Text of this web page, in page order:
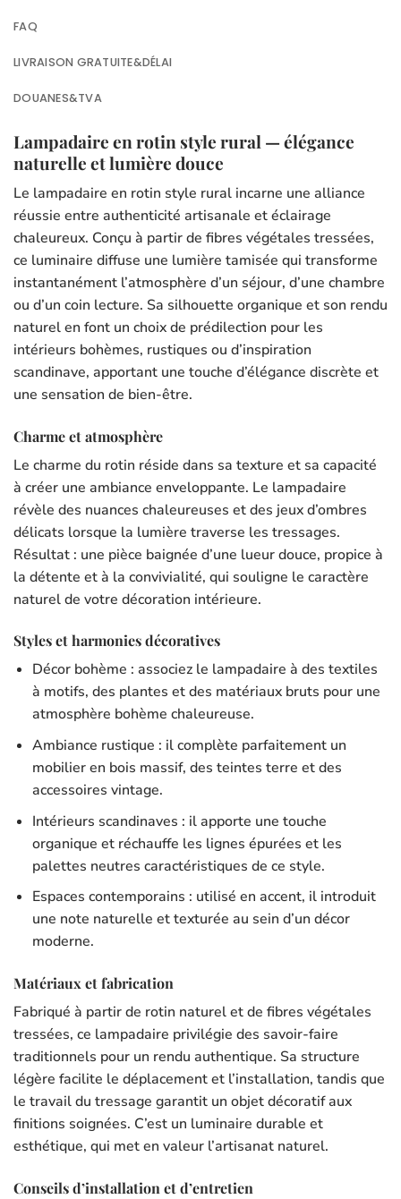
FAQ
LIVRAISON GRATUITE&DÉLAI
DOUANES&TVA
Lampadaire en rotin style rural — élégance
naturelle et lumière douce
Le lampadaire en rotin style rural incarne une alliance
réussie entre authenticité artisanale et éclairage
chaleureux. Conçu à partir de fibres végétales tressées,
ce luminaire diffuse une lumière tamisée qui transforme
instantanément l’atmosphère d’un séjour, d’une chambre
ou d’un coin lecture. Sa silhouette organique et son rendu
naturel en font un choix de prédilection pour les
intérieurs bohèmes, rustiques ou d’inspiration
scandinave, apportant une touche d’élégance discrète et
une sensation de bien-être.
Charme et atmosphère
Le charme du rotin réside dans sa texture et sa capacité
à créer une ambiance enveloppante. Le lampadaire
révèle des nuances chaleureuses et des jeux d’ombres
délicats lorsque la lumière traverse les tressages.
Résultat : une pièce baignée d’une lueur douce, propice à
la détente et à la convivialité, qui souligne le caractère
naturel de votre décoration intérieure.
Styles et harmonies décoratives
Décor bohème : associez le lampadaire à des textiles
à motifs, des plantes et des matériaux bruts pour une
atmosphère bohème chaleureuse.
Ambiance rustique : il complète parfaitement un
mobilier en bois massif, des teintes terre et des
accessoires vintage.
Intérieurs scandinaves : il apporte une touche
organique et réchauffe les lignes épurées et les
palettes neutres caractéristiques de ce style.
Espaces contemporains : utilisé en accent, il introduit
une note naturelle et texturée au sein d’un décor
moderne.
Matériaux et fabrication
Fabriqué à partir de rotin naturel et de fibres végétales
tressées, ce lampadaire privilégie des savoir-faire
traditionnels pour un rendu authentique. Sa structure
légère facilite le déplacement et l’installation, tandis que
le travail du tressage garantit un objet décoratif aux
finitions soignées. C’est un luminaire durable et
esthétique, qui met en valeur l’artisanat naturel.
Conseils d’installation et d’entretien